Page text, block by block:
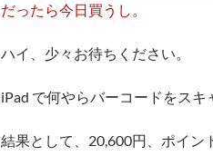
だったら今日買うし。
ハイ、少々お待ちください。
iPad で何やらバーコードをスキ
結果として、 20,600円、ポイン